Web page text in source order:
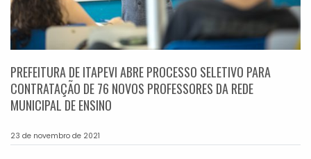
PREFEITURA DE ITAPEVI ABRE PROCESSO SELETIVO PARA
CONTRATAÇÃO DE 76 NOVOS PROFESSORES DA REDE
MUNICIPAL DE ENSINO
23 de novembro de 2021